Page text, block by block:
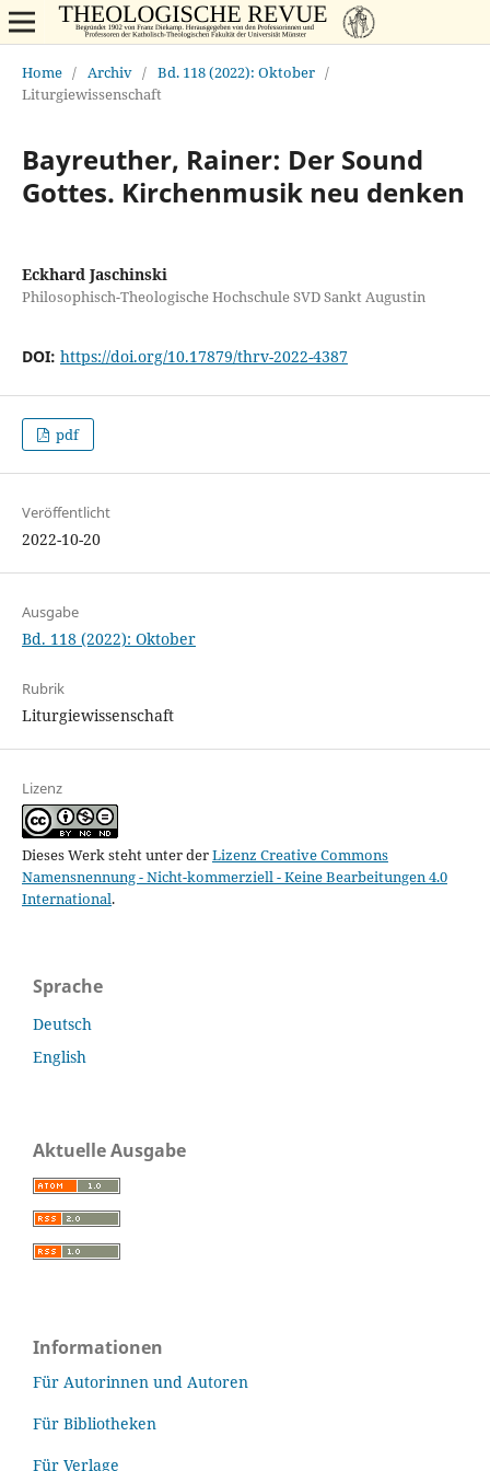
Home / Archiv / Bd. 118 (2022): Oktober /
Liturgiewissenschaft
Bayreuther, Rainer: Der Sound
Gottes. Kirchenmusik neu denken
Eckhard Jaschinski
Philosophisch-Theologische Hochschule SVD Sankt Augustin
DOI: https://doi.org/10.17879/thrv-2022-4387
pdf
Veröffentlicht
2022-10-20
Ausgabe
Bd. 118 (2022): Oktober
Rubrik
Liturgiewissenschaft
Lizenz
Dieses Werk steht unter derLizenz Creative Commons
Namensnennung - Nicht-kommerziell - Keine Bearbeitungen 4.0
International.
Sprache
Deutsch
English
Aktuelle Ausgabe
Informationen
Für Autorinnen und Autoren
Für Bibliotheken
Für Verlage